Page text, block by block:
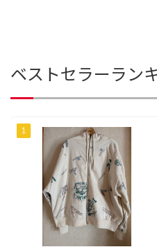
ベストセラーラン